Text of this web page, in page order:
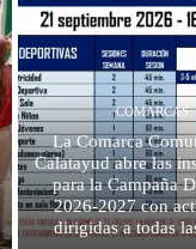
COMARCAS
La Comarca
Calatayud abre las
para la Campaña
2026-2027 con
dirigidas a todas